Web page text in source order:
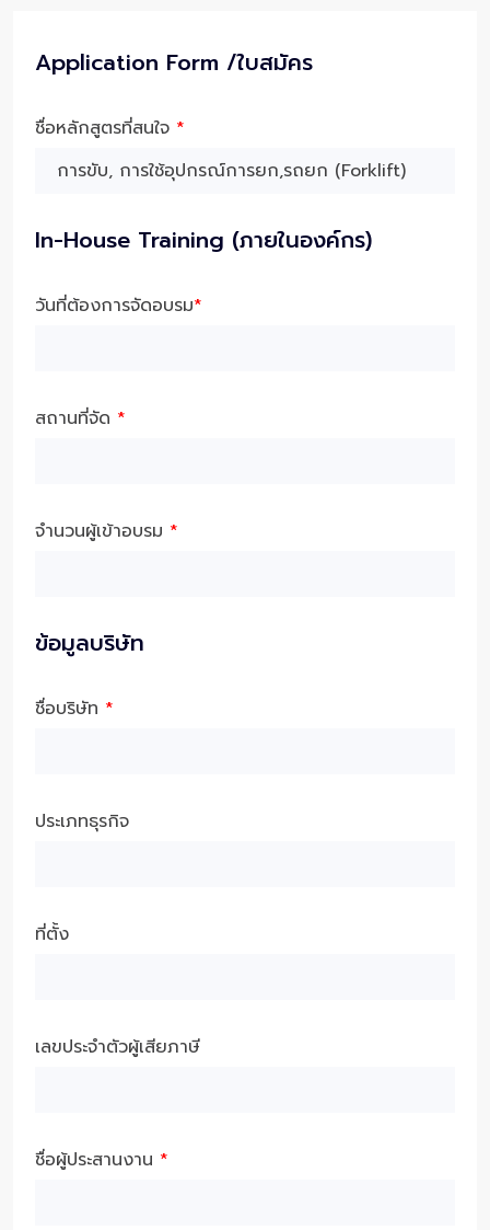
Application Form /ใบสมัคร
ชื่อหลักสูตรที่สนใจ *
In-House Training (ภายในองค์กร)
วันที่ต้องการจัดอบรม*
สถานที่จัด *
จำนวนผู้เข้าอบรม *
ข้อมูลบริษัท
ชื่อบริษัท *
ประเภทธุรกิจ
ที่ตั้ง
เลขประจำตัวผู้เสียภาษี
ชื่อผู้ประสานงาน *